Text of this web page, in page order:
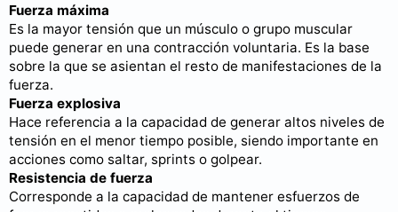
Fuerza máxima
Es la mayor tensión que un músculo o grupo muscular
puede generar en una contracción voluntaria. Es la base
sobre la que se asientan el resto de manifestaciones de la
fuerza.
Fuerza explosiva
Hace referencia a la capacidad de generar altos niveles de
tensión en el menor tiempo posible, siendo importante en
acciones como saltar, sprints o golpear.
Resistencia de fuerza
Corresponde a la capacidad de mantener esfuerzos de